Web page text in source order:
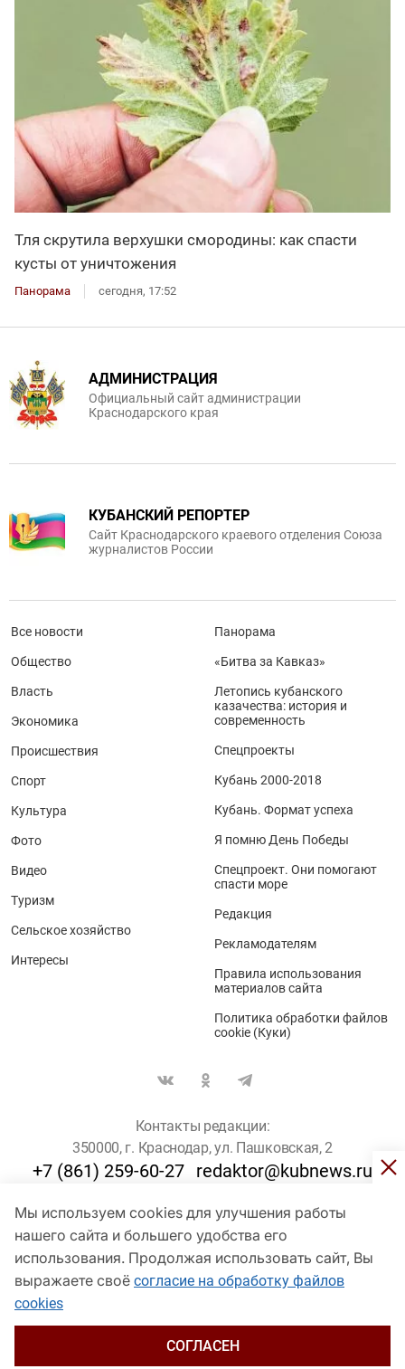
Тля скрутила верхушки смородины: как спасти
кусты от уничтожения
Панорама сегодня, 17:52
Мы используем cookies для улучшения работы
нашего сайта и большего удобства его
использования. Продолжая использовать сайт, Вы
выражаете своё согласие на обработку файлов
cookies
СОГЛАСЕН
АДМИНИСТРАЦИЯ
Официальный сайт администрации
Краснодарского края
КУБАНСКИЙ РЕПОРТЕР
Сайт Краснодарского краевого отделения Союза
журналистов России
Все новости
Общество
Власть
Экономика
Происшествия
Спорт
Культура
Фото
Видео
Туризм
Сельское хозяйство
Интересы
Панорама
«Битва за Кавказ»
Летопись кубанского
казачества: история и
современность
Спецпроекты
Кубань 2000-2018
Кубань. Формат успеха
Я помню День Победы
Спецпроект. Они помогают
спасти море
Редакция
Рекламодателям
Правила использования
материалов сайта
Политика обработки файлов
cookie (Куки)
Контакты редакции:
350000, г. Краснодар, ул. Пашковская, 2
+7 (861) 259-60-27 redaktor@kubnews.ru
Для пользователей старше 16 лет
© Кубанские Новости, 2017
Сетевое издание «kubnews» зарегистрировано Федеральной
службой по надзору в сфере связи, информационных технологий
и массовых коммуникаций (Роскомнадзор). Регистрационный
Пашковская, 2). Главный редактор – Филиппов О. Ю.